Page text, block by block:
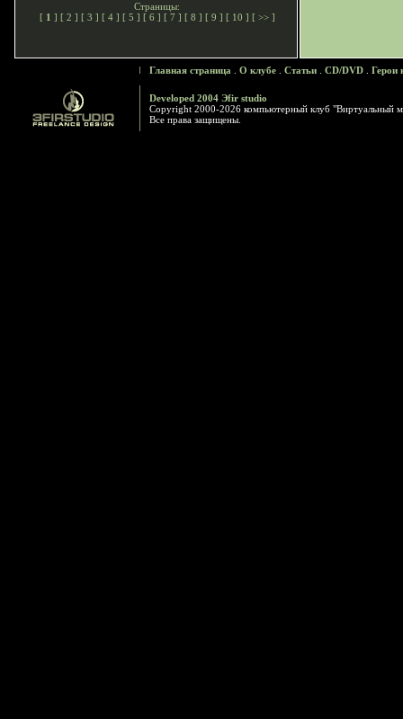
Страницы:
[ 1 ] [ 2 ] [ 3 ] [ 4 ] [ 5 ] [ 6 ] [ 7 ] [ 8 ] [ 9 ] [ 10 ] [ >> ]
Главная страница О клубе Статьи CD/DVD Герои
Developed 2004 Эfir studio
Copyright 2000-2026 компьютерный клуб "Виртуальный
Все права защищены.